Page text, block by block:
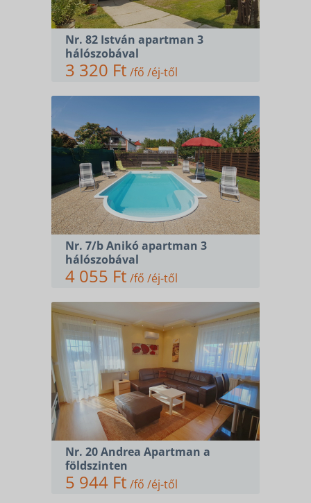
Nr. 82 István apartman 3
hálószobával
3 320 Ft /fő /éj-től
Nr. 7/b Anikó apartman 3
hálószobával
4 055 Ft /fő /éj-től
Nr. 20 Andrea Apartman a
földszinten
5 944 Ft /fő /éj-től